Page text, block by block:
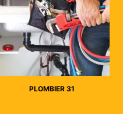
PLOMBIER 31